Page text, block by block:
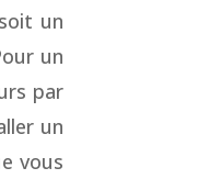
un
un
par
un
vous